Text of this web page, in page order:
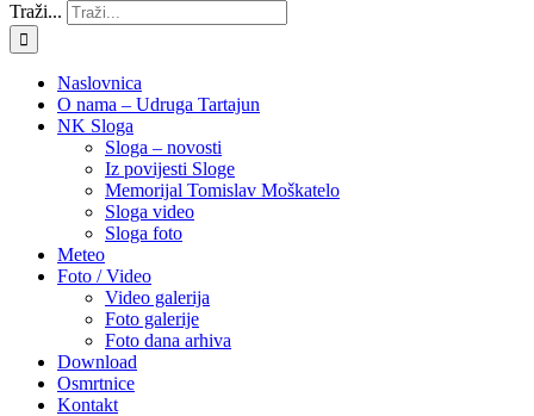
Traži...
Naslovnica
O nama – Udruga Tartajun
NK Sloga
Sloga – novosti
Iz povijesti Sloge
Memorijal Tomislav Moškatelo
Sloga video
Sloga foto
Meteo
Foto / Video
Video galerija
Foto galerije
Foto dana arhiva
Download
Osmrtnice
Kontakt